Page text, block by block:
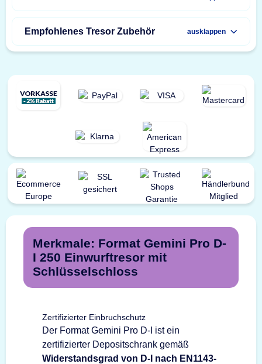
Empfohlenes Tresor Zubehör ausklappen
Merkmale: Format Gemini Pro D-
I 250 Einwurftresor mit
Schlüsselschloss
Zertifizierter Einbruchschutz
Der Format Gemini Pro D-I ist ein
zertifizierter Depositschrank gemäß
Widerstandsgrad von D-I nach EN1143-